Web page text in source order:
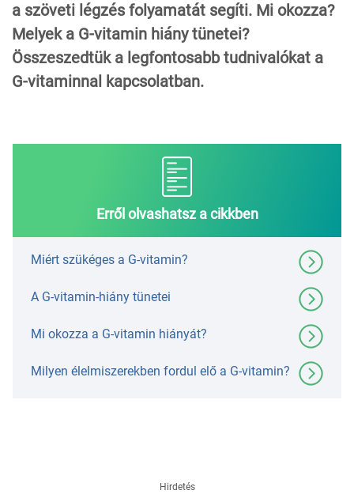
a szöveti légzés folyamatát segíti. Mi okozza?
Melyek a G-vitamin hiány tünetei?
Összeszedtük a legfontosabb tudnivalókat a
G-vitaminnal kapcsolatban.
Erről olvashatsz a cikkben
Miért szükéges a G-vitamin?
A G-vitamin-hiány tünetei
Mi okozza a G-vitamin hiányát?
Milyen élelmiszerekben fordul elő a G-vitamin?
Hirdetés